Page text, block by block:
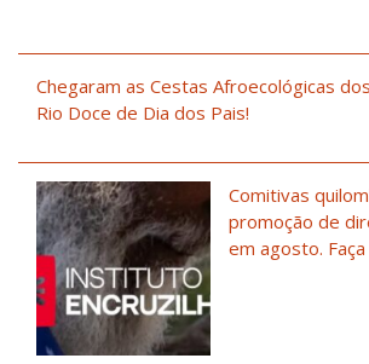
Chegaram as Cestas Afroecológicas
Rio Doce de Dia dos Pais!
Comitivas
promoção de
em agosto.